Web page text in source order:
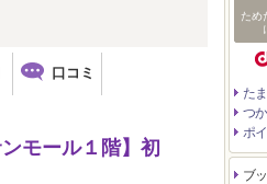
口コミ
モール１階】初
ため
た
つ
ポ
ブ